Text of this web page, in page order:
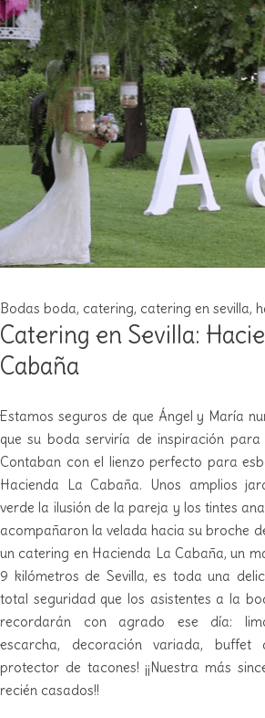
Bodas boda, catering, catering en sevilla,
Catering en Sevilla:
Cabaña
Estamos seguros de que Ángel y María
que su boda serviría de inspiración
Contaban con el lienzo perfecto para
Hacienda La Cabaña. Unos amplios
verde la ilusión de la pareja y los tintes
acompañaron la velada hacia su broche
un catering en Hacienda La Cabaña, un
9 kilómetros de Sevilla, es toda una
total seguridad que los asistentes a la
recordarán con agrado ese día:
escarcha, decoración variada, buffet
protector de tacones! ¡¡Nuestra más
recién casados!!